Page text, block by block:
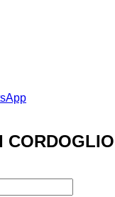
CORDOGLIO